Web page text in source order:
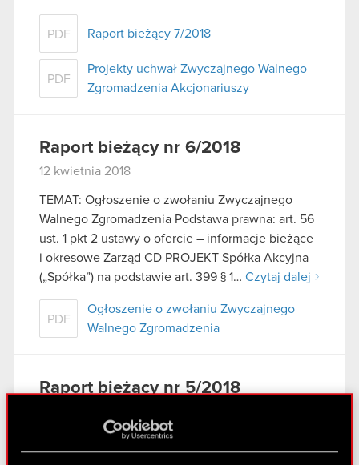
PDF Raport bieżący 7/2018
PDF
Projekty uchwał Zwyczajnego Walnego
Zgromadzenia Akcjonariuszy
Raport bieżący nr 6/2018
12 kwietnia 2018
TEMAT: Ogłoszenie o zwołaniu Zwyczajnego
Walnego Zgromadzenia Podstawa prawna: art. 56
ust. 1 pkt 2 ustawy o ofercie – informacje bieżące
i okresowe Zarząd CD PROJEKT Spółka Akcyjna
(„Spółka”) na podstawie art. 399 § 1… Czytaj dalej
PDF
Ogłoszenie o zwołaniu Zwyczajnego
Walnego Zgromadzenia
Raport bieżący nr 5/2018
Temat: Rekomendacja Rady Nadzorczej w